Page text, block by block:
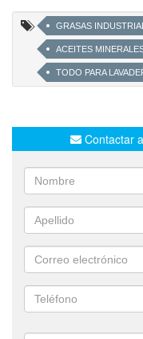
GRASAS
ACEITES
TODO PARA
Contactar